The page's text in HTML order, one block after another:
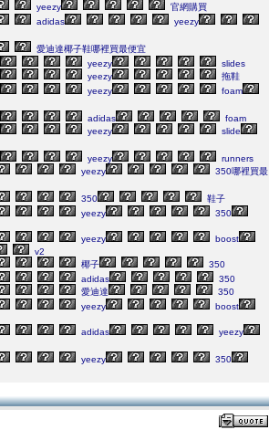
yeezy
官網購買
adidas
yeezy
愛迪達椰子鞋哪裡買最便宜
yeezy
slides
yeezy
拖鞋
yeezy
foam
adidas
foam
yeezy
slide
yeezy
runners
yeezy
350哪裡買最
350
鞋子
yeezy
350
yeezy
boost
v2
椰子
350
adidas
350
愛迪達
350
yeezy
boost
adidas
yeezy
yeezy
350